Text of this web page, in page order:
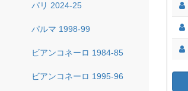
パリ 2024-25
パルマ 1998-99
ビアンコネーロ 1984-85
ビアンコネーロ 1995-96